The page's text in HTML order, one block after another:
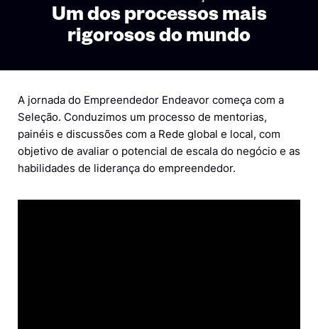
Um dos processos mais
rigorosos do mundo
A jornada do Empreendedor Endeavor começa com a
Seleção. Conduzimos um processo de mentorias,
painéis e discussões com a Rede global e local, com
objetivo de avaliar o potencial de escala do negócio e as
habilidades de liderança do empreendedor.